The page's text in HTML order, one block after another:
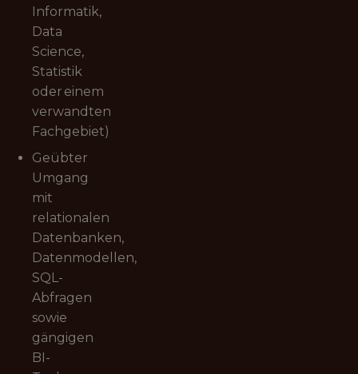
Informatik,
Data
Science,
Statistik
oder einem
verwandten
Fachgebiet)
Geübter
Umgang
mit
relationalen
Datenbanken,
Datenmodellen,
SQL-
Abfragen
sowie
gängigen
BI-